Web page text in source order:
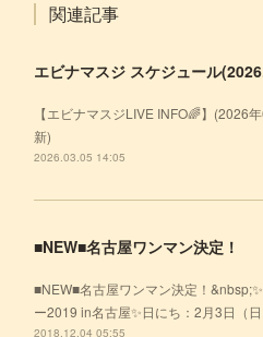
関連記事
【エビナマスジLIVE INFO🌈】(2026
新)
2026.03.05 14:05
■NEW■名古屋ワンマン決定！
■NEW■名古屋ワンマン決定！
ー2019 in名古屋✨日にち：2月3日（
2018.12.04 05:55